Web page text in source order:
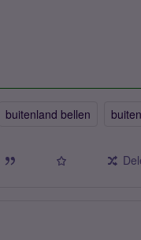
buitenland bellen